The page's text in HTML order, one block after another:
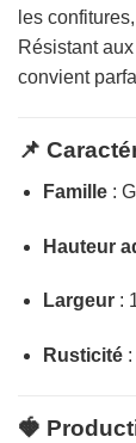
les
Résistant
convient
📌
Famille:
Hauteur
Largeur:
Rusticité:
🍓